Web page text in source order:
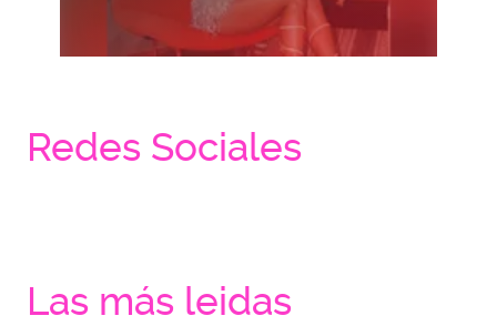
Redes Sociales
Las más leidas